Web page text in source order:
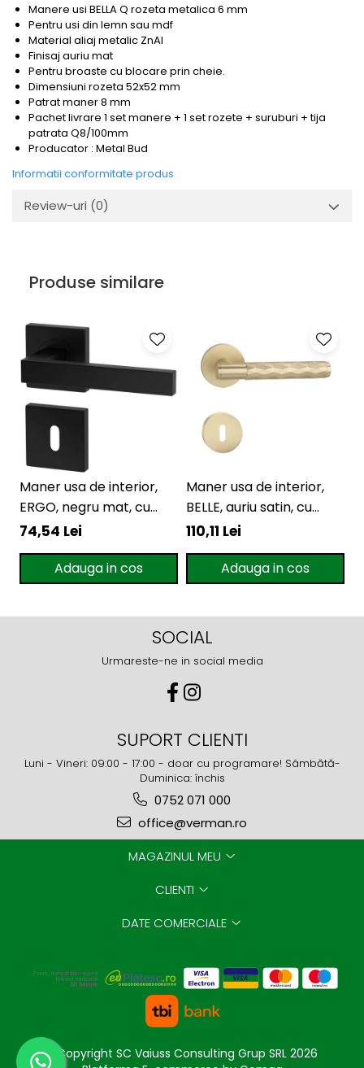
Manere usi BELLA Q rozeta metalica 6 mm
Pentru usi din lemn sau mdf
Material aliaj metalic ZnAl
Finisaj auriu mat
Pentru broaste cu blocare prin cheie.
Dimensiuni rozeta 52x52 mm
Patrat maner 8 mm
Pachet livrare 1 set manere + 1 set rozete + suruburi + tija
patrata Q8/100mm
Producator : Metal Bud
Informatii conformitate produs
Review-uri (0)
Produse similare
Maner usa de interior,
ERGO, negru mat, cu
rozeta cheie
74,54 Lei
Adauga in cos
Maner usa de interior,
BELLE, auriu satin, cu
rozeta cheie
110,11 Lei
Adauga in cos
SOCIAL
Urmareste-ne in social media
SUPORT CLIENTI
Luni - Vineri: 09:00 - 17:00 - doar cu programare! Sâmbătă-
Duminica: închis
0752 071 000
office@verman.ro
MAGAZINUL MEU
CLIENTI
DATE COMERCIALE
©Copyright SC Vaiuss Consulting Grup SRL 2026